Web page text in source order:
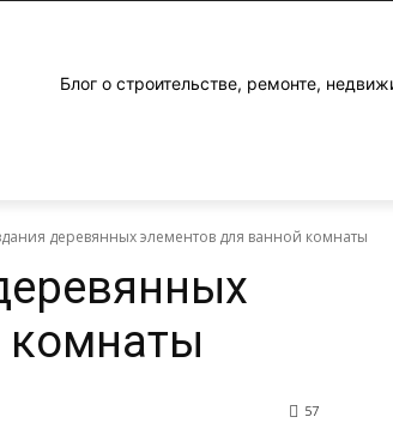
Блог о строительстве, ремонте,
деревянных элементов для ванной комнаты
комнаты
57